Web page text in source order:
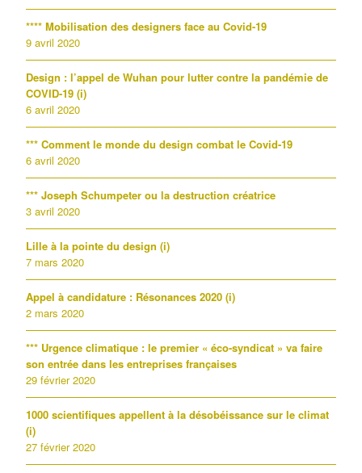
**** Mobilisation des designers face au Covid-19
9 avril 2020
Design : l’appel de Wuhan pour lutter contre la pandémie de
COVID-19 (i)
6 avril 2020
*** Comment le monde du design combat le Covid-19
6 avril 2020
*** Joseph Schumpeter ou la destruction créatrice
3 avril 2020
Lille à la pointe du design (i)
7 mars 2020
Appel à candidature : Résonances 2020 (i)
2 mars 2020
*** Urgence climatique : le premier « éco-syndicat » va faire
son entrée dans les entreprises françaises
29 février 2020
1000 scientifiques appellent à la désobéissance sur le climat
(i)
27 février 2020